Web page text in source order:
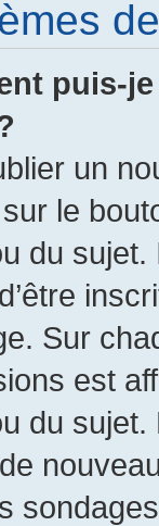
puis-
un
le
du
Sur
est
du